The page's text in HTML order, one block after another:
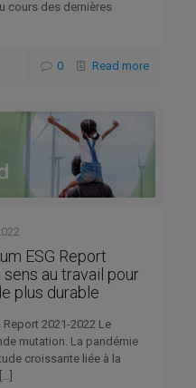
cours des dernières
0 Read more
ESG Report
au travail pour
plus durable
2021-2022 Le
mutation. La pandémie
croissante liée à la
[…]